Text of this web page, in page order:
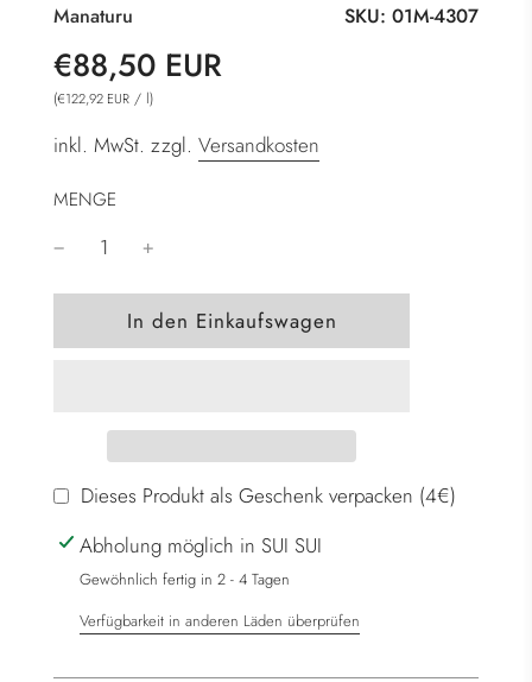
SKU: 01M-4307
Manaturu
Sonderpreis
Normaler
Preis
€88,50 EUR
(€122,92 EUR / l)
inkl. MwSt. zzgl. Versandkosten
MENGE
W
i
g
e
l
d
e
.
In den Einkaufswagen
Dieses Produkt als Geschenk verpacken (4€)
Abholung möglich in SUI SUI
Gewöhnlich fertig in 2 - 4 Tagen
Verfügbarkeit in anderen Läden überprüfen